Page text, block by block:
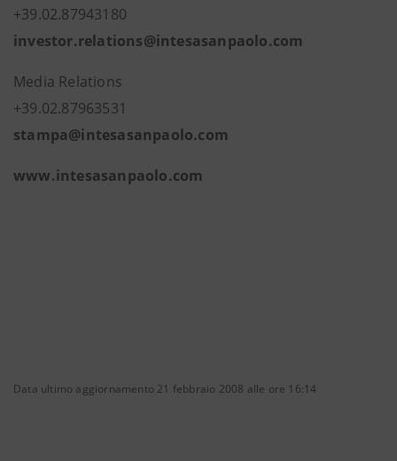
+39.02.87943180
investor.relations@intesasanpaolo.com
Media Relations
+39.02.87963531
stampa@intesasanpaolo.com
www.intesasanpaolo.com
Data ultimo aggiornamento 21 febbraio 2008 alle ore 16:14